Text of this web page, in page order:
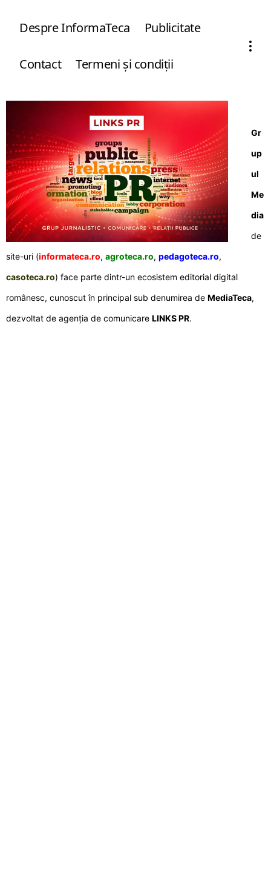
Despre InformaTeca Publicitate
Contact Termeni şi condiţii
Gr
up
ul
Me
dia
de
site-uri (informateca.ro, agroteca.ro, pedagoteca.ro,
casoteca.ro) face parte dintr-un ecosistem editorial digital
românesc, cunoscut în principal sub denumirea de MediaTeca,
dezvoltat de agenția de comunicare LINKS PR.